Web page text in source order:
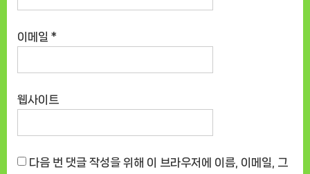
이메일 *
웹사이트
다음 번 댓글 작성을 위해 이 브라우저에 이름, 이메일, 그